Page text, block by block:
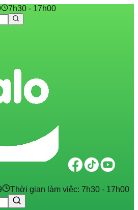
7h30 - 17h00
Thời gian làm việc: 7h30 - 17h00